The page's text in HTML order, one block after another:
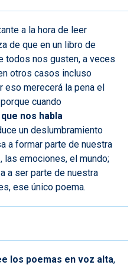
a la hora de leer
de que en un libro de
todos nos gusten, a veces
otros casos incluso
eso merecerá la pena el
cuando
nos habla
un deslumbramiento
a formar parte de nuestra
emociones, el mundo;
a ser parte de nuestra
ese único poema.
los poemas en voz alta,